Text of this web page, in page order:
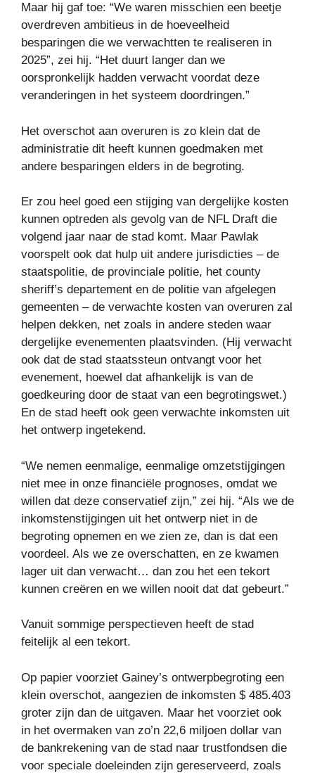
Maar hij gaf toe: “We waren misschien een beetje
overdreven ambitieus in de hoeveelheid
besparingen die we verwachtten te realiseren in
2025”, zei hij. “Het duurt langer dan we
oorspronkelijk hadden verwacht voordat deze
veranderingen in het systeem doordringen.”
Het overschot aan overuren is zo klein dat de
administratie dit heeft kunnen goedmaken met
andere besparingen elders in de begroting.
Er zou heel goed een stijging van dergelijke kosten
kunnen optreden als gevolg van de NFL Draft die
volgend jaar naar de stad komt. Maar Pawlak
voorspelt ook dat hulp uit andere jurisdicties – de
staatspolitie, de provinciale politie, het county
sheriff’s departement en de politie van afgelegen
gemeenten – de verwachte kosten van overuren zal
helpen dekken, net zoals in andere steden waar
dergelijke evenementen plaatsvinden. (Hij verwacht
ook dat de stad staatssteun ontvangt voor het
evenement, hoewel dat afhankelijk is van de
goedkeuring door de staat van een begrotingswet.)
En de stad heeft ook geen verwachte inkomsten uit
het ontwerp ingetekend.
“We nemen eenmalige, eenmalige omzetstijgingen
niet mee in onze financiële prognoses, omdat we
willen dat deze conservatief zijn,” zei hij. “Als we de
inkomstenstijgingen uit het ontwerp niet in de
begroting opnemen en we zien ze, dan is dat een
voordeel. Als we ze overschatten, en ze kwamen
lager uit dan verwacht… dan zou het een tekort
kunnen creëren en we willen nooit dat dat gebeurt.”
Vanuit sommige perspectieven heeft de stad
feitelijk al een tekort.
Op papier voorziet Gainey’s ontwerpbegroting een
klein overschot, aangezien de inkomsten $ 485.403
groter zijn dan de uitgaven. Maar het voorziet ook
in het overmaken van zo’n 22,6 miljoen dollar van
de bankrekening van de stad naar trustfondsen die
voor speciale doeleinden zijn gereserveerd, zoals